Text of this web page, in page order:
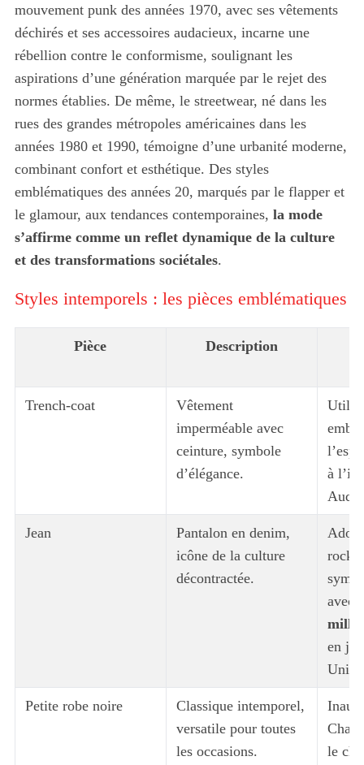
mouvement punk des années 1970, avec ses vêtements
déchirés et ses accessoires audacieux, incarne une
rébellion contre le conformisme, soulignant les
aspirations d’une génération marquée par le rejet des
normes établies. De même, le streetwear, né dans les
rues des grandes métropoles américaines dans les
années 1980 et 1990, témoigne d’une urbanité moderne,
combinant confort et esthétique. Des styles
emblématiques des années 20, marqués par le flapper et
le glamour, aux tendances contemporaines, la mode
s’affirme comme un reflet dynamique de la culture
et des transformations sociétales.
Styles intemporels : les pièces emblématiques
Pièce Description
Trench-coat
Vêtement
imperméable avec
ceinture, symbole
d’élégance.
à
Jean
Pantalon en denim,
icône de la culture
décontractée.
avec
en
Unis
Petite robe noire
Classique intemporel,
versatile pour toutes
les occasions.
le